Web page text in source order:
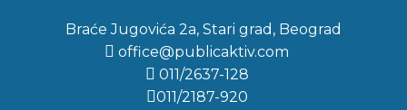
Braće Jugovića 2a, Stari grad, Beograd
office@publicaktiv.com
011/2637-128
011/2187-920